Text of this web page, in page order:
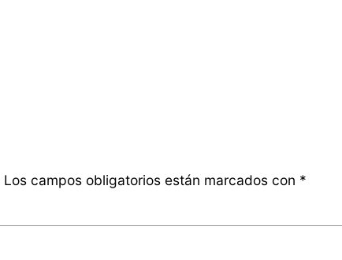
Los campos obligatorios están marcados con *